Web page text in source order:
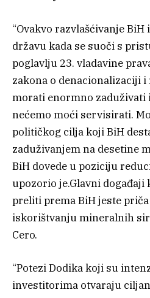
“Ovakvo razvlašćivanje
državu kada se suoči s
poglavlju 23. vladavine
zakona o denacionalizaciji
morati enormno zaduživati
nećemo moći servisirati.
političkog cilja koji BiH
zaduživanjem na desetine
BiH dovede u poziciju
upozorio je.Glavni događaji
preliti prema BiH jeste
iskorištvanju mineralnih
Cero.
“Potezi Dodika koji su
investitorima otvaraju